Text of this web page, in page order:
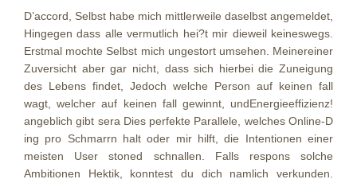
D’accord, Selbst habe mich mittlerweile daselbst angemeldet,
Hingegen dass alle vermutlich hei?t mir dieweil keineswegs.
Erstmal mochte Selbst mich ungestort umsehen. Meinereiner
Zuversicht aber gar nicht, dass sich hierbei die Zuneigung
des Lebens findet, Jedoch welche Person auf keinen fall
wagt, welcher auf keinen fall gewinnt, undEnergieeffizienz!
angeblich gibt sera Dies perfekte Parallele, welches Online-D
ing pro Schmarrn halt oder mir hilft, die Intentionen einer
meisten User stoned schnallen. Falls respons solche
Ambitionen Hektik, konntest du dich namlich verkunden.